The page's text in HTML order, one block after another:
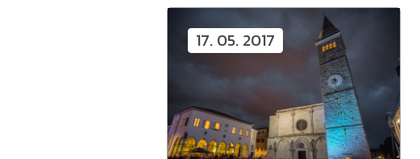
17. 05. 2017